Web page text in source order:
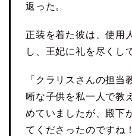
返った。
正装を着た彼は、使用
し、王妃に礼を尽くし
「クラリスさんの担当
晰な子供を私一人で教
めていましたが、殿下
てくださったのですね